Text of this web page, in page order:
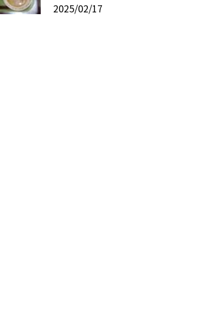
2025/02/17